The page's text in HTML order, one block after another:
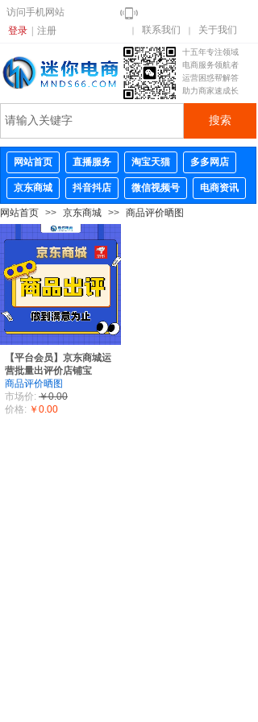
访问手机网站
登录
注册 联系我们 关于我们
十五年专注领域
电商服务领航者
运营困惑帮解答
助力商家速成长
搜索
网站首页 直播服务 淘宝天猫 多多网店
京东商城 抖音抖店 微信视频号 电商资讯
网站首页 >> 京东商城 >> 商品评价晒图
【平台会员】京东商城运
营批量出评价店铺宝
商品评价晒图
市场价: ￥0.00
价格: ￥0.00